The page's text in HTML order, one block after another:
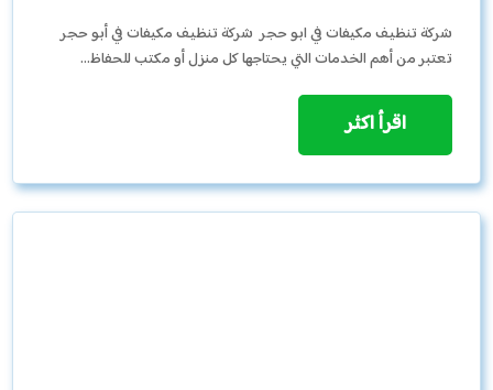
شركة تنظيف مكيفات في ابو حجر شركة تنظيف مكيفات في أبو حجر
تعتبر من أهم الخدمات التي يحتاجها كل منزل أو مكتب للحفاظ…
اقرأ اكثر